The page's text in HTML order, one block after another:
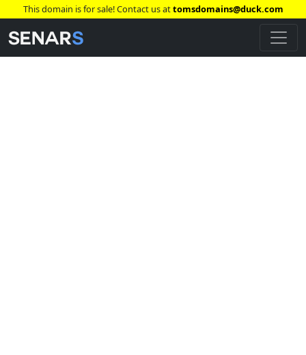
This domain is for sale! Contact us attomsdomains@duck.com